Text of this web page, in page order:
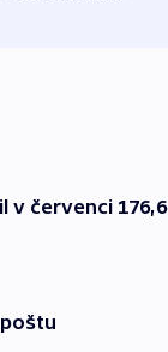
v červenci 176,6